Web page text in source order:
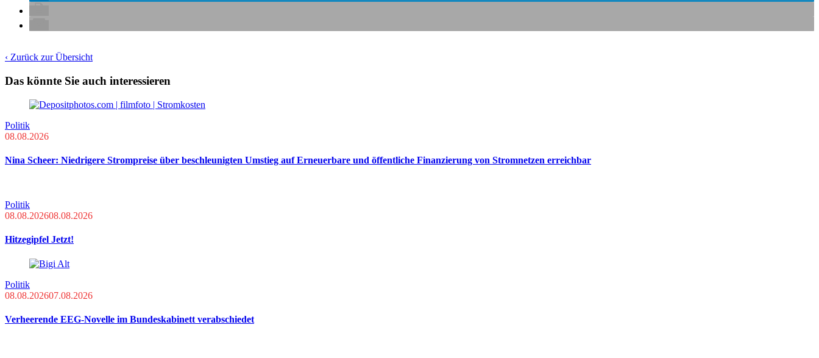
‹ Zurück zur Übersicht
Das könnte Sie auch interessieren
Politik
08.08.2026
Nina Scheer: Niedrigere Strompreise über beschleunigten Umstieg auf Erneuerbare und öffentliche Finanzierung von Stromnetzen erreichbar
Politik
08.08.202608.08.2026
Hitzegipfel Jetzt!
Politik
08.08.202607.08.2026
Verheerende EEG-Novelle im Bundeskabinett verabschiedet